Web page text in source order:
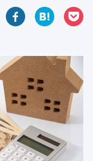
弁護士紹介
アクセス
お問い合わせ